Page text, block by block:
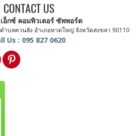
CONTACT US
อ็กซ์ คอมพิวเตอร์ ซัพพอร์ต
ำบลควนลัง อำเภอหาดใหญ่ จังหวัดสงขลา 90110
Us : 095 827 0620